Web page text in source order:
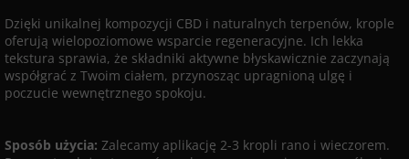
Dzięki unikalnej kompozycji CBD i naturalnych terpenów, krople
oferują wielopoziomowe wsparcie regeneracyjne. Ich lekka
tekstura sprawia, że składniki aktywne błyskawicznie zaczynają
współgrać z Twoim ciałem, przynosząc upragnioną ulgę i
poczucie wewnętrznego spokoju.
Sposób użycia: Zalecamy aplikację 2-3 kropli rano i wieczorem.